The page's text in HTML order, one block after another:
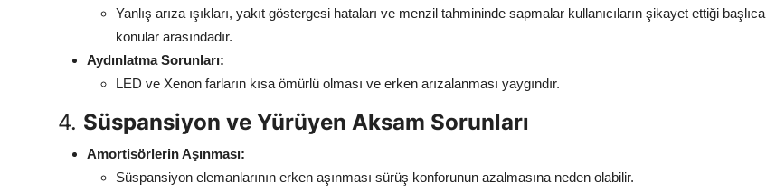
Yanlış arıza ışıkları, yakıt göstergesi hataları ve menzil tahmininde sapmalar kullanıcıların şikayet ettiği başlıca
konular arasındadır.
Aydınlatma Sorunları:
LED ve Xenon farların kısa ömürlü olması ve erken arızalanması yaygındır.
4. Süspansiyon ve Yürüyen Aksam Sorunları
Amortisörlerin Aşınması:
Süspansiyon elemanlarının erken aşınması sürüş konforunun azalmasına neden olabilir.